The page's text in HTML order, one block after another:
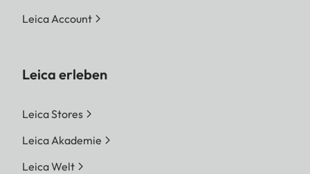
Leica Account
Leica erleben
Leica Stores
Leica Akademie
Leica Welt